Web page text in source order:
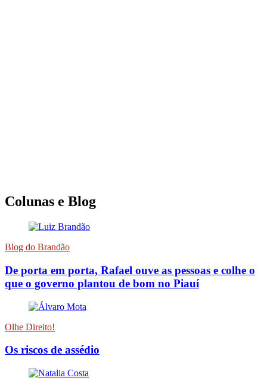
Colunas e Blog
Blog do Brandão
De porta em porta, Rafael ouve as pessoas e colhe o
que o governo plantou de bom no Piauí
Olhe Direito!
Os riscos de assédio